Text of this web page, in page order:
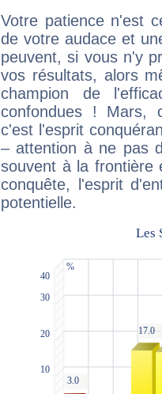
Votre patience n'est
de votre audace et
peuvent, si vous n'y
vos résultats, alors
champion de
confondues ! Mars,
c'est l'esprit
– attention à ne pas
souvent à la frontière
conquête, l'esprit
potentielle.